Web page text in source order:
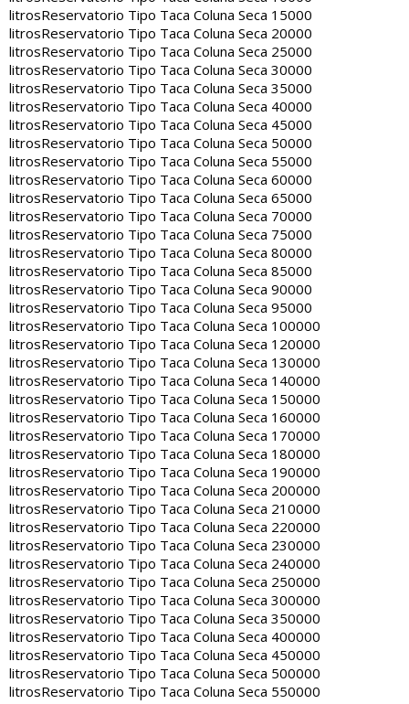
litrosReservatorio Tipo Taca Coluna Seca 15000
litrosReservatorio Tipo Taca Coluna Seca 20000
litrosReservatorio Tipo Taca Coluna Seca 25000
litrosReservatorio Tipo Taca Coluna Seca 30000
litrosReservatorio Tipo Taca Coluna Seca 35000
litrosReservatorio Tipo Taca Coluna Seca 40000
litrosReservatorio Tipo Taca Coluna Seca 45000
litrosReservatorio Tipo Taca Coluna Seca 50000
litrosReservatorio Tipo Taca Coluna Seca 55000
litrosReservatorio Tipo Taca Coluna Seca 60000
litrosReservatorio Tipo Taca Coluna Seca 65000
litrosReservatorio Tipo Taca Coluna Seca 70000
litrosReservatorio Tipo Taca Coluna Seca 75000
litrosReservatorio Tipo Taca Coluna Seca 80000
litrosReservatorio Tipo Taca Coluna Seca 85000
litrosReservatorio Tipo Taca Coluna Seca 90000
litrosReservatorio Tipo Taca Coluna Seca 95000
litrosReservatorio Tipo Taca Coluna Seca 100000
litrosReservatorio Tipo Taca Coluna Seca 120000
litrosReservatorio Tipo Taca Coluna Seca 130000
litrosReservatorio Tipo Taca Coluna Seca 140000
litrosReservatorio Tipo Taca Coluna Seca 150000
litrosReservatorio Tipo Taca Coluna Seca 160000
litrosReservatorio Tipo Taca Coluna Seca 170000
litrosReservatorio Tipo Taca Coluna Seca 180000
litrosReservatorio Tipo Taca Coluna Seca 190000
litrosReservatorio Tipo Taca Coluna Seca 200000
litrosReservatorio Tipo Taca Coluna Seca 210000
litrosReservatorio Tipo Taca Coluna Seca 220000
litrosReservatorio Tipo Taca Coluna Seca 230000
litrosReservatorio Tipo Taca Coluna Seca 240000
litrosReservatorio Tipo Taca Coluna Seca 250000
litrosReservatorio Tipo Taca Coluna Seca 300000
litrosReservatorio Tipo Taca Coluna Seca 350000
litrosReservatorio Tipo Taca Coluna Seca 400000
litrosReservatorio Tipo Taca Coluna Seca 450000
litrosReservatorio Tipo Taca Coluna Seca 500000
litrosReservatorio Tipo Taca Coluna Seca 550000